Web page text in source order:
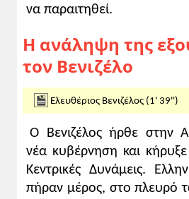
να παραιτηθεί.
Η ανάληψη της
τον Βενιζέλο
Ελευθέριος Βενιζέλος (1' 39'')
Ο Βενιζέλος ήρθε στην
νέα κυβέρνηση και
Κεντρικές Δυνάμεις.
πήραν μέρος, στο πλευρό